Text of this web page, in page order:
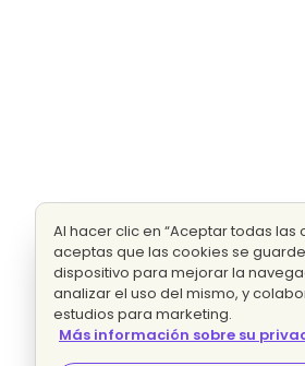
Al hacer clic en “Aceptar todas las
aceptas que las cookies se
dispositivo para mejorar la
analizar el uso del mismo, y
estudios para marketing.
Más información sobre su